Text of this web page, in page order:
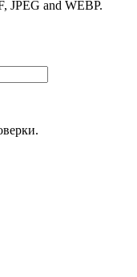
JPEG and WEBP.